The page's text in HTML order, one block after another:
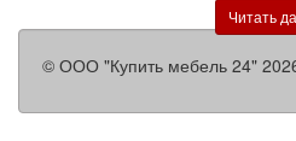
Читать
© ООО "Купить мебель 24"